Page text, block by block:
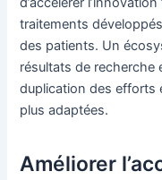
traitements
des patients. Un
résultats de recherche
duplication des efforts
plus adaptées.
Améliorer